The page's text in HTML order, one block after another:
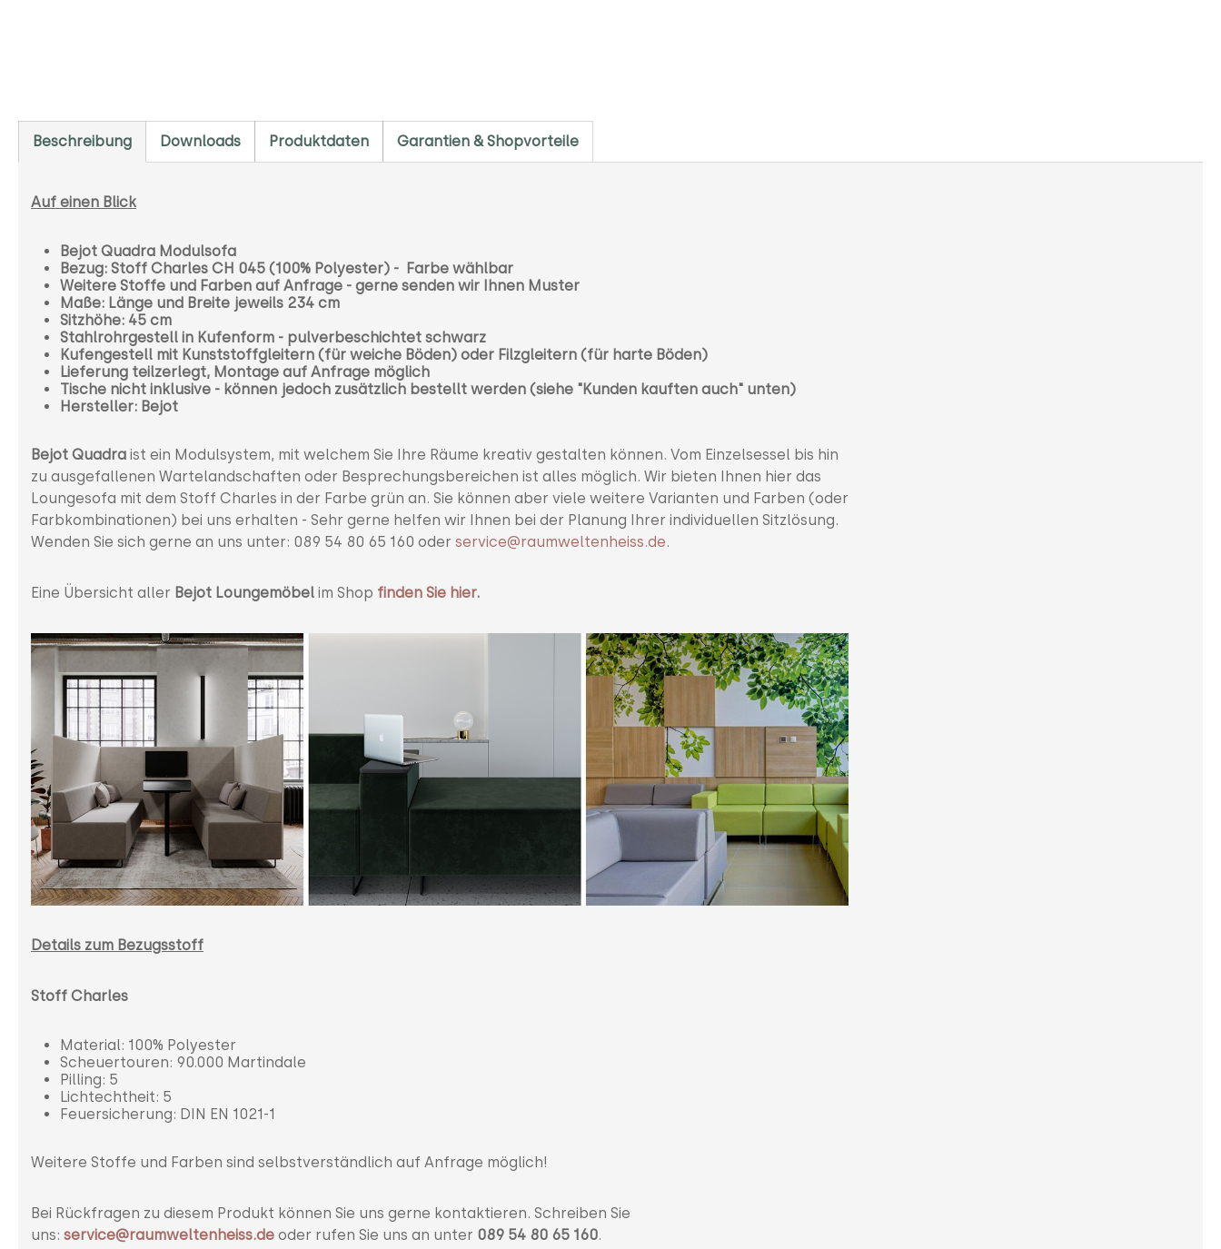
Beschreibung Downloads Produktdaten Garantien & Shopvorteile
Auf einen Blick
Bejot Quadra Modulsofa
Bezug: Stoff Charles CH 045 (100% Polyester) - Farbe wählbar
Weitere Stoffe und Farben auf Anfrage - gerne senden wir Ihnen Muster
Maße: Länge und Breite jeweils 234 cm
Sitzhöhe: 45 cm
Stahlrohrgestell in Kufenform - pulverbeschichtet schwarz
Kufengestell mit Kunststoffgleitern (für weiche Böden) oder Filzgleitern (für harte Böden)
Lieferung teilzerlegt, Montage auf Anfrage möglich
Tische nicht inklusive - können jedoch zusätzlich bestellt werden (siehe "Kunden kauften auch" unten)
Hersteller: Bejot
Bejot Quadra ist ein Modulsystem, mit welchem Sie Ihre Räume kreativ gestalten können. Vom Einzelsessel bis hin
zu ausgefallenen Wartelandschaften oder Besprechungsbereichen ist alles möglich. Wir bieten Ihnen hier das
Loungesofa mit dem Stoff Charles in der Farbe grün an. Sie können aber viele weitere Varianten und Farben (oder
Farbkombinationen) bei uns erhalten - Sehr gerne helfen wir Ihnen bei der Planung Ihrer individuellen Sitzlösung.
Wenden Sie sich gerne an uns unter: 089 54 80 65 160 oder service@raumweltenheiss.de.
Eine Übersicht aller Bejot Loungemöbel im Shop finden Sie hier.
Details zum Bezugsstoff
Stoff Charles
Material: 100% Polyester
Scheuertouren: 90.000 Martindale
Pilling: 5
Lichtechtheit: 5
Feuersicherung: DIN EN 1021-1
Weitere Stoffe und Farben sind selbstverständlich auf Anfrage möglich!
Bei Rückfragen zu diesem Produkt können Sie uns gerne kontaktieren. Schreiben Sie
uns: service@raumweltenheiss.de oder rufen Sie uns an unter 089 54 80 65 160.